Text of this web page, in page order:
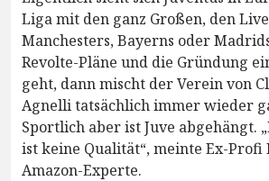
Liga mit den ganz Großen, den
Manchesters, Bayerns oder
Revolte-Pläne und die Gründung
geht, dann mischt der Verein von
Agnelli tatsächlich immer wieder
Sportlich aber ist Juve abgehängt.
ist keine Qualität“, meinte Ex-Profi
Amazon-Experte.